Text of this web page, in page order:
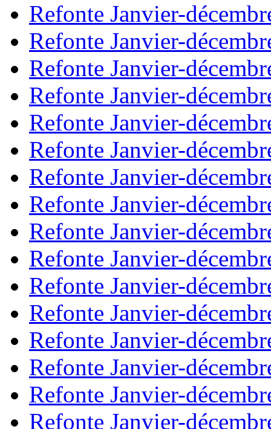
Refonte Janvier-
Refonte Janvier-
Refonte Janvier-
Refonte Janvier-
Refonte Janvier-
Refonte Janvier-
Refonte Janvier-
Refonte Janvier-
Refonte Janvier-
Refonte Janvier-
Refonte Janvier-
Refonte Janvier-
Refonte Janvier-
Refonte Janvier-
Refonte Janvier-
Refonte Janvier-